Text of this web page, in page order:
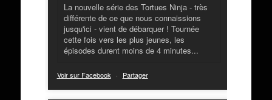
La nouvelle série des Tortues Ninja - très
différente de ce que nous connaissions
jusqu'ici - vient de débarquer ! Tournée
cette fois vers les plus jeunes, les
épisodes durent moins de 4 minutes...
Voir sur Facebook · Partager